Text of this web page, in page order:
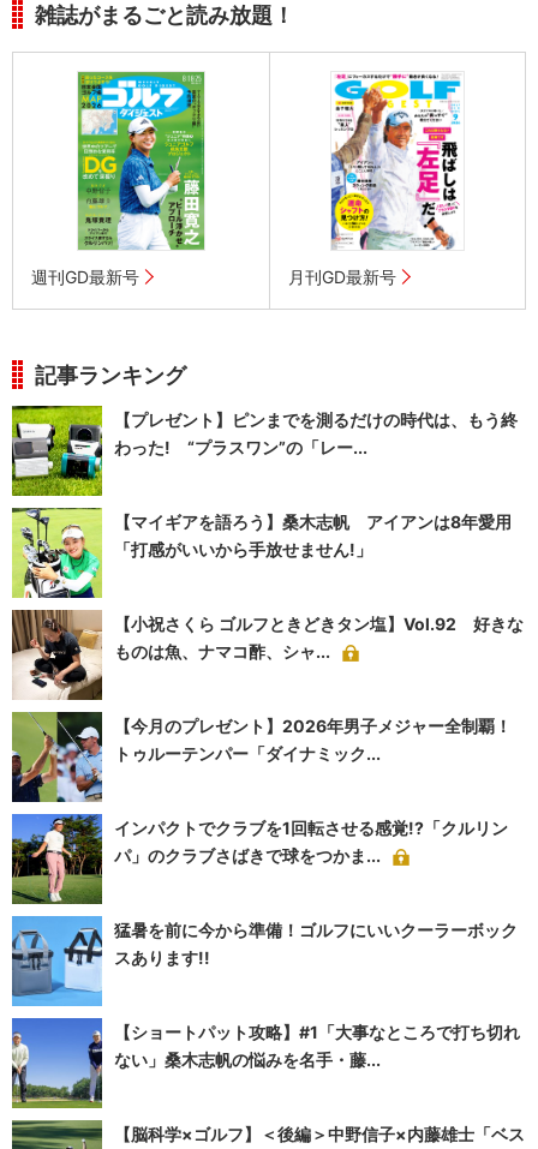
雑誌がまるごと読み放題！
週刊GD最新号 月刊GD最新号
記事ランキング
【プレゼント】ピンまでを測るだけの時代は、もう終
わった! “プラスワン”の「レー...
【マイギアを語ろう】桑木志帆 アイアンは8年愛用
「打感がいいから手放せません!」
【小祝さくら ゴルフときどきタン塩】Vol.92 好きな
ものは魚、ナマコ酢、シャ...
【今月のプレゼント】2026年男子メジャー全制覇！
トゥルーテンパー「ダイナミック...
インパクトでクラブを1回転させる感覚!?「クルリン
パ」のクラブさばきで球をつかま...
猛暑を前に今から準備！ゴルフにいいクーラーボック
スあります!!
【ショートパット攻略】#1「大事なところで打ち切れ
ない」桑木志帆の悩みを名手・藤...
【脳科学×ゴルフ】＜後編＞中野信子×内藤雄士「ベス